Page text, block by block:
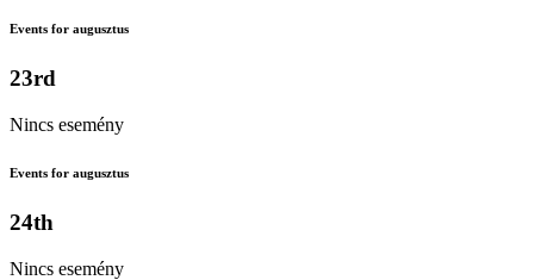
Events for augusztus
23rd
Nincs esemény
Events for augusztus
24th
Nincs esemény